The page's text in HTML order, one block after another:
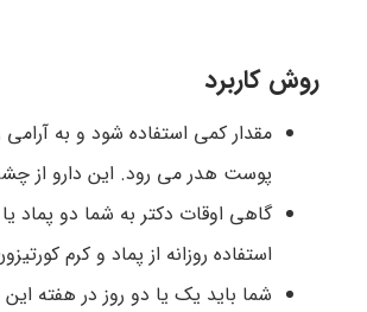
روش کاربرد
مقدار کمی استفاده شود و به
پوست هدر می رود. این دارو از
استفاده روزانه از پماد و کرم
شما باید یک یا دو روز در هفته